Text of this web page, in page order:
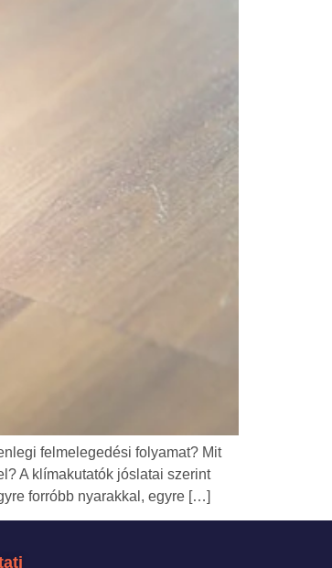
felmelegedési folyamat? Mit
A klímakutatók jóslatai szerint
forróbb nyarakkal, egyre […]